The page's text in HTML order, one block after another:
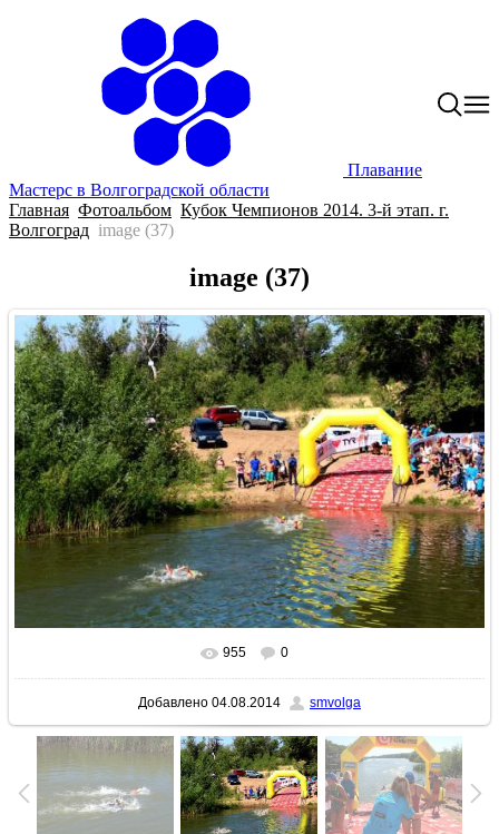
Плавание
Мастерс в Волгоградской области
Главная Фотоальбом Кубок Чемпионов 2014. 3-й этап. г.
Волгоград image (37)
image (37)
В реальном размере 1024x683
955 0
Добавлено 04.08.2014 smvolga